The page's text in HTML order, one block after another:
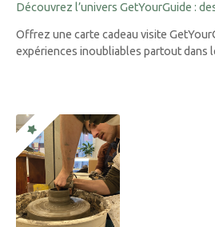
Découvrez l’univers GetYourGuide :
Offrez une carte cadeau visite
expériences inoubliables partout dans